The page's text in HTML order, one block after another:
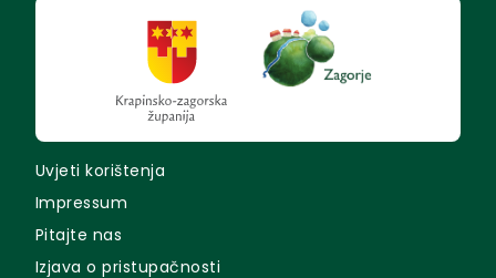
Uvjeti korištenja
Impressum
Pitajte nas
Izjava o pristupačnosti